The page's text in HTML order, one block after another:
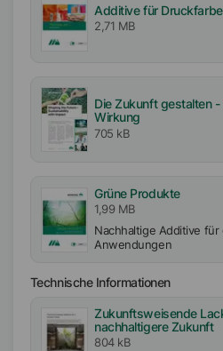
Additive für
2,71 MB
Die Zukunft gestalten
Wirkung
705 kB
Grüne Produkte
1,99 MB
Nachhaltige Additive für
Anwendungen
Technische Informationen
Zukunftsweisende
nachhaltigere Zukunft
804 kB